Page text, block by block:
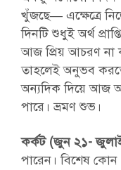
খুঁজছে— এক্ষেত্রে
দিনটি শুধুই অর্থ
আজ প্রিয় আচরণ না
তাহলেই অনুভব
অন্যদিক দিয়ে আজ
পারে। ভ্রমণ শুভ।
কর্কট (জুন ২১-
পারেন। বিশেষ